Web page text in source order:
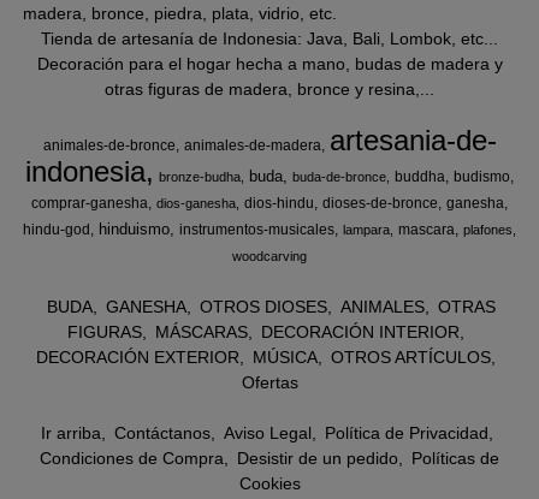
madera, bronce, piedra, plata, vidrio, etc.
Tienda de artesanía de Indonesia: Java, Bali, Lombok, etc...
Decoración para el hogar hecha a mano, budas de madera y
otras figuras de madera, bronce y resina,...
animales-de-bronce animales-de-madera
artesania-de-
indonesia
bronze-budha buda buda-de-bronce buddha
budismo
comprar-ganesha dios-ganesha dios-hindu dioses-de-bronce ganesha
hindu-god
hinduismo instrumentos-musicales lampara mascara plafones
woodcarving
BUDA GANESHA OTROS DIOSES ANIMALES
OTRAS
FIGURAS
MÁSCARAS
DECORACIÓN INTERIOR
DECORACIÓN EXTERIOR
MÚSICA
OTROS ARTÍCULOS
Ofertas
Ir arriba Contáctanos Aviso Legal
Política de Privacidad
Condiciones de Compra
Desistir de un pedido
Políticas de
Cookies